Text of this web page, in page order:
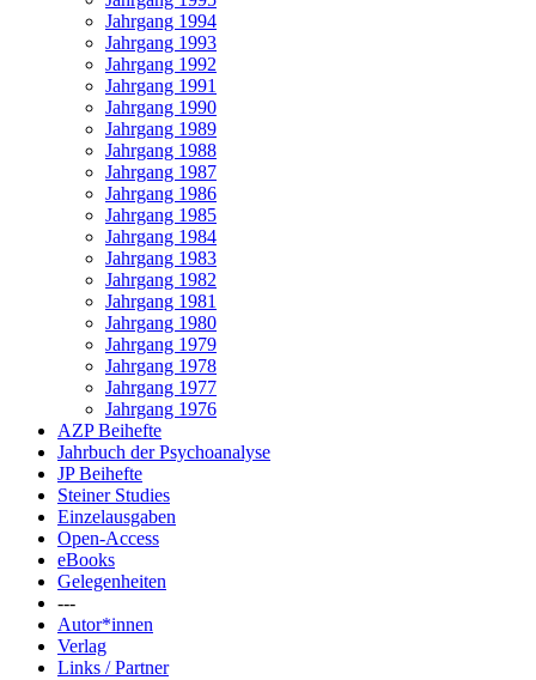
Jahrgang 1994
Jahrgang 1993
Jahrgang 1992
Jahrgang 1991
Jahrgang 1990
Jahrgang 1989
Jahrgang 1988
Jahrgang 1987
Jahrgang 1986
Jahrgang 1985
Jahrgang 1984
Jahrgang 1983
Jahrgang 1982
Jahrgang 1981
Jahrgang 1980
Jahrgang 1979
Jahrgang 1978
Jahrgang 1977
Jahrgang 1976
AZP Beihefte
Jahrbuch der Psychoanalyse
JP Beihefte
Steiner Studies
Einzelausgaben
Open-Access
eBooks
Gelegenheiten
---
Autor*innen
Verlag
Links / Partner